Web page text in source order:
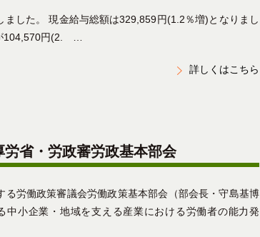
した。 現金給与総額は329,859円(1.2％増)となりまし
104,570円(2. …
詳しくはこちら
省・労政審労政基本部会
労働政策審議会労働政策基本部会（部会長・守島基博
小企業・地域を支える産業における労働者の能力発